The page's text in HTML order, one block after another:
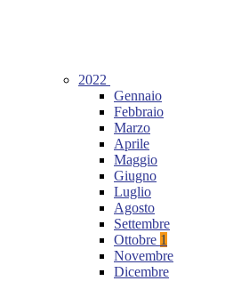
2022
Gennaio
Febbraio
Marzo
Aprile
Maggio
Giugno
Luglio
Agosto
Settembre
Ottobre 1
Novembre
Dicembre